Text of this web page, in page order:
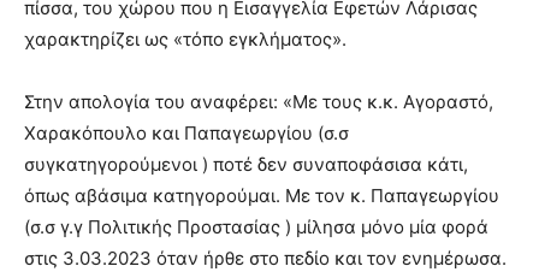
πίσσα, του χώρου που η Εισαγγελία Εφετών Λάρισας
χαρακτηρίζει ως «τόπο εγκλήματος».
Στην απολογία του αναφέρει: «Με τους κ.κ. Αγοραστό,
Χαρακόπουλο και Παπαγεωργίου (σ.σ
συγκατηγορούμενοι ) ποτέ δεν συναποφάσισα κάτι,
όπως αβάσιμα κατηγορούμαι. Με τον κ. Παπαγεωργίου
(σ.σ γ.γ Πολιτικής Προστασίας ) μίλησα μόνο μία φορά
στις 3.03.2023 όταν ήρθε στο πεδίο και τον ενημέρωσα.